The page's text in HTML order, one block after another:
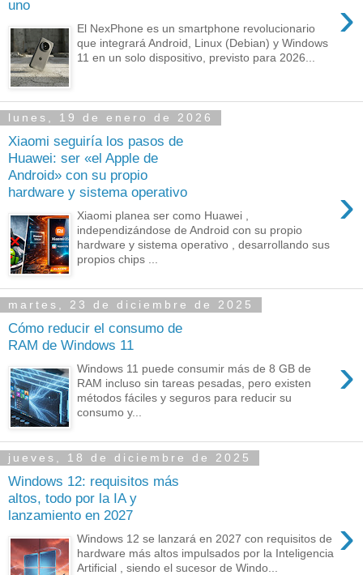
uno
›
El NexPhone es un smartphone revolucionario
que integrará Android, Linux (Debian) y Windows
11 en un solo dispositivo, previsto para 2026...
lunes, 19 de enero de 2026
Xiaomi seguiría los pasos de
Huawei: ser «el Apple de
Android» con su propio
hardware y sistema operativo
›
Xiaomi planea ser como Huawei ,
independizándose de Android con su propio
hardware y sistema operativo , desarrollando sus
propios chips ...
martes, 23 de diciembre de 2025
Cómo reducir el consumo de
RAM de Windows 11
›
Windows 11 puede consumir más de 8 GB de
RAM incluso sin tareas pesadas, pero existen
métodos fáciles y seguros para reducir su
consumo y...
jueves, 18 de diciembre de 2025
Windows 12: requisitos más
altos, todo por la IA y
lanzamiento en 2027
›
Windows 12 se lanzará en 2027 con requisitos de
hardware más altos impulsados por la Inteligencia
Artificial , siendo el sucesor de Windo...